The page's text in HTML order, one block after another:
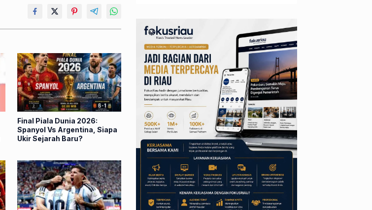
Final Piala Dunia 2026:
Spanyol Vs Argentina, Siapa
Ukir Sejarah Baru?